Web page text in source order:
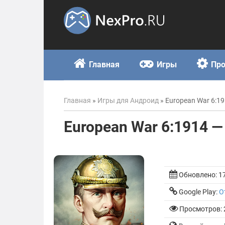
Главная Игры
Главная » Игры для Андроид » European War
European War 6:1914
Обновлено:
Google Play:
Просмотров: